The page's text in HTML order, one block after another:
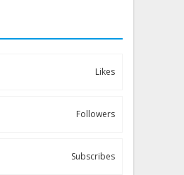
Likes
Followers
Subscribes